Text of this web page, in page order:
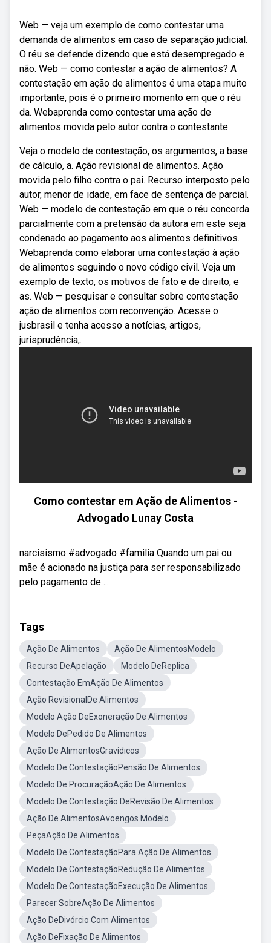
Web — veja um exemplo de como contestar uma
demanda de alimentos em caso de separação judicial.
O réu se defende dizendo que está desempregado e
não. Web — como contestar a ação de alimentos? A
contestação em ação de alimentos é uma etapa muito
importante, pois é o primeiro momento em que o réu
da. Webaprenda como contestar uma ação de
alimentos movida pelo autor contra o contestante.
Veja o modelo de contestação, os argumentos, a base
de cálculo, a. Ação revisional de alimentos. Ação
movida pelo filho contra o pai. Recurso interposto pelo
autor, menor de idade, em face de sentença de parcial.
Web — modelo de contestação em que o réu concorda
parcialmente com a pretensão da autora em este seja
condenado ao pagamento aos alimentos definitivos.
Webaprenda como elaborar uma contestação à ação
de alimentos seguindo o novo código civil. Veja um
exemplo de texto, os motivos de fato e de direito, e
as. Web — pesquisar e consultar sobre contestação
ação de alimentos com reconvenção. Acesse o
jusbrasil e tenha acesso a notícias, artigos,
jurisprudência,.
Como contestar em Ação de Alimentos -
Advogado Lunay Costa
narcisismo #advogado #familia Quando um pai ou
mãe é acionado na justiça para ser responsabilizado
pelo pagamento de ...
Tags
Ação De Alimentos
Ação De AlimentosModelo
Recurso DeApelação
Modelo DeReplica
Contestação EmAção De Alimentos
Ação RevisionalDe Alimentos
Modelo Ação DeExoneração De Alimentos
Modelo DePedido De Alimentos
Ação De AlimentosGravídicos
Modelo De ContestaçãoPensão De Alimentos
Modelo De ProcuraçãoAção De Alimentos
Modelo De Contestação DeRevisão De Alimentos
Ação De AlimentosAvoengos Modelo
PeçaAção De Alimentos
Modelo De ContestaçãoPara Ação De Alimentos
Modelo De ContestaçãoRedução De Alimentos
Modelo De ContestaçãoExecução De Alimentos
Parecer SobreAção De Alimentos
Ação DeDivórcio Com Alimentos
Ação DeFixação De Alimentos